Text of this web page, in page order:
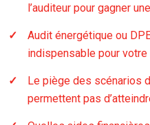
l’auditeur pour gagner
Audit énergétique ou
indispensable pour
Le piège des scénarios
permettent pas